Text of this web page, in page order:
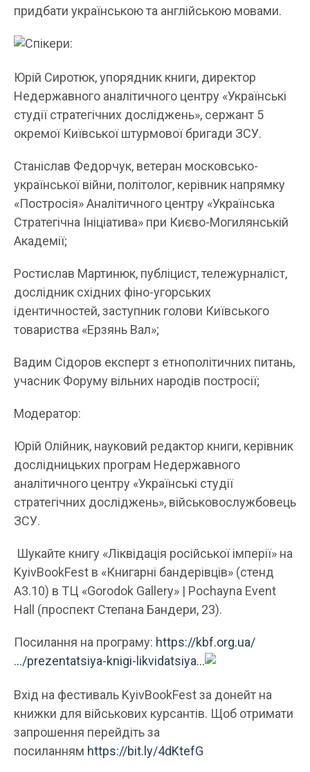
придбати українською та англійською мовами.
Спікери:
Юрій Сиротюк, упорядник книги, директор
Недержавного аналітичного центру «Українські
студії стратегічних досліджень», сержант 5
окремої Київської штурмової бригади ЗСУ.
Станіслав Федорчук, ветеран московсько-
української війни, політолог, керівник напрямку
«Постросія» Аналітичного центру «Українська
Стратегічна Ініціатива» при Києво-Могилянській
Академії;
Ростислав Мартинюк, публіцист, тележурналіст,
дослідник східних фіно-угорських
ідентичностей, заступник голови Київського
товариства «Ерзянь Вал»;
Вадим Сідоров експерт з етнополітичних питань,
учасник Форуму вільних народів постросії;
Модератор:
Юрій Олійник, науковий редактор книги, керівник
дослідницьких програм Недержавного
аналітичного центру «Українські студії
стратегічних досліджень», військовослужбовець
ЗСУ.
Шукайте книгу «Ліквідація російської імперії» на
KyivBookFest в «Книгарні бандерівців» (стенд
А3.10) в ТЦ «Gorodok Gallery» | Pochayna Event
Hall (проспект Степана Бандери, 23).
Посилання на програму: https://kbf.org.ua/
…/prezentatsiya-knigi-likvidatsiya…
Вхід на фестиваль KyivBookFest за донейт на
книжки для військових курсантів. Щоб отримати
запрошення перейдіть за
посиланням https://bit.ly/4dKtefG